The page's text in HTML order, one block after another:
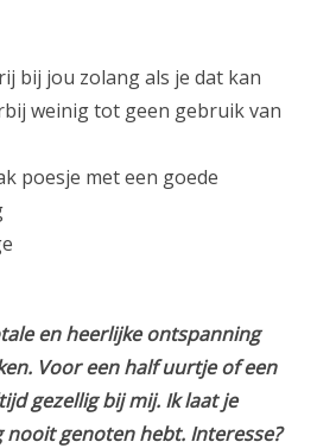
bij jou zolang als je dat kan
weinig tot geen gebruik van
poesje met een goede
en heerlijke ontspanning
Voor een half uurtje of een
gezellig bij mij. Ik laat je
nooit genoten hebt. Interesse?